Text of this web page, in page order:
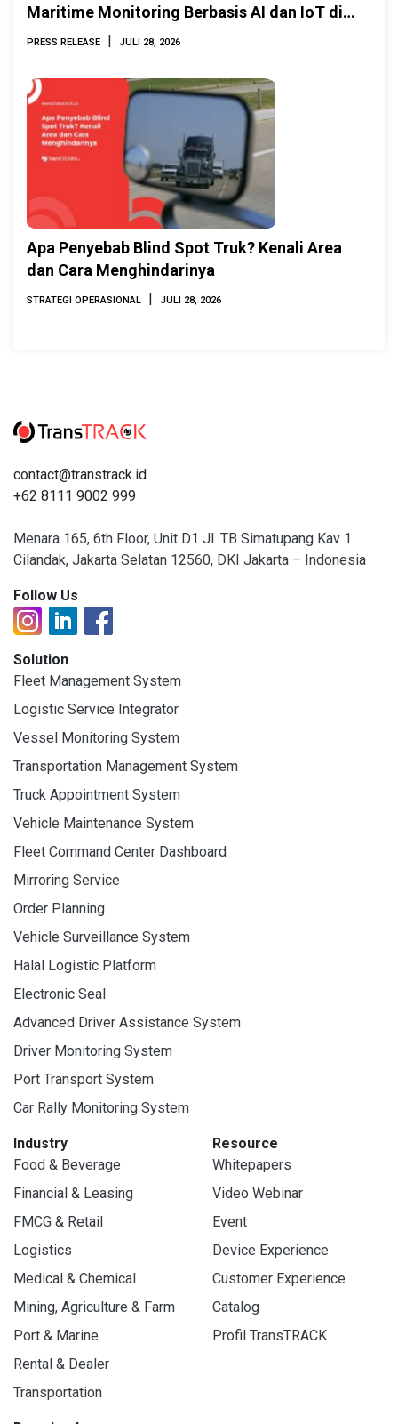
Maritime Monitoring Berbasis AI dan IoT di
INAMARINE 2026
PRESS RELEASE | JULI 28, 2026
Apa Penyebab Blind Spot Truk? Kenali Area
dan Cara Menghindarinya
STRATEGI OPERASIONAL | JULI 28, 2026
contact@transtrack.id
+62 8111 9002 999
Menara 165, 6th Floor, Unit D1 Jl. TB Simatupang Kav 1
Cilandak, Jakarta Selatan 12560, DKI Jakarta – Indonesia
Follow Us
Solution
Fleet Management System
Logistic Service Integrator
Vessel Monitoring System
Transportation Management System
Truck Appointment System
Vehicle Maintenance System
Fleet Command Center Dashboard
Mirroring Service
Order Planning
Vehicle Surveillance System
Halal Logistic Platform
Electronic Seal
Advanced Driver Assistance System
Driver Monitoring System
Port Transport System
Car Rally Monitoring System
Industry
Food & Beverage
Financial & Leasing
FMCG & Retail
Logistics
Medical & Chemical
Mining, Agriculture & Farm
Port & Marine
Rental & Dealer
Transportation
Resource
Whitepapers
Video Webinar
Event
Device Experience
Customer Experience
Catalog
Profil TransTRACK